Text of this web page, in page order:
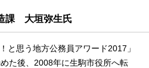
課 大垣弥生氏
と思う地方公務員アワード2017」
た後、2008年に生駒市役所へ転